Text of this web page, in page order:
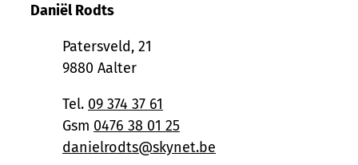
Daniël Rodts
AdresPatersveld, 21
,9880 Aalter
09 374 37 61
0476 38 01 25
E-maildanielrodts@skynet.be